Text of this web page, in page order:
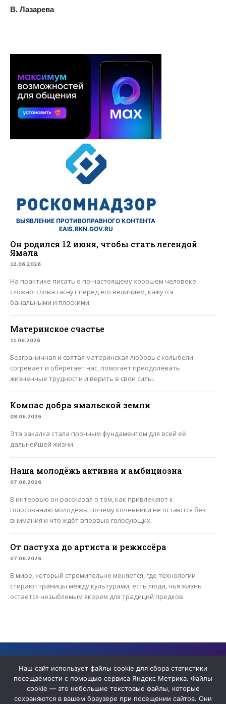
В. Лазарева
ВЫЯВЛЕНИЕ ПРОТИВОПРАВНОГО КОНТЕНТА
EAIS.RKN.GOV.RU
Он родился 12 июня, чтобы стать легендой
Ямала
12.06.2026
На практике писать о по-настоящему хорошем человеке
сложно: слова гаснут перед его величием, кажутся
банальными и плоскими.
Материнское счастье
11.06.2026
Безграничная и святая материнская любовь с колыбели
согревает и оберегает нас, помогает преодолевать
жизненные трудности и верить в свои силы.
Компас добра ямальской земли
08.06.2026
Эта закалка стала прочным фундаментом для всей её
дальнейшей жизни.
Наша молодёжь активна и амбициозна
07.06.2026
В интервью он рассказал о том, как привлекают к
голосованию молодёжь, почему кочевники не остаются без
внимания и что ждёт впервые голосующих.
От пастуха до артиста и режиссёра
07.06.2026
В мире, который стремительно меняется, где технологии
стирают границы между культурами, есть люди, чья жизнь
остаётся незыблемым якорем для традиций предков.
прекратившего деятельность в качестве СМИ
Наш сайт использует файлы cookie для сбора статистики
посещаемости с помощью сервиса Яндекс Метрика. Файлы
cookie — это небольшие текстовые файлы, которые
сохраняются в вашем браузере при посещении сайтов. Они